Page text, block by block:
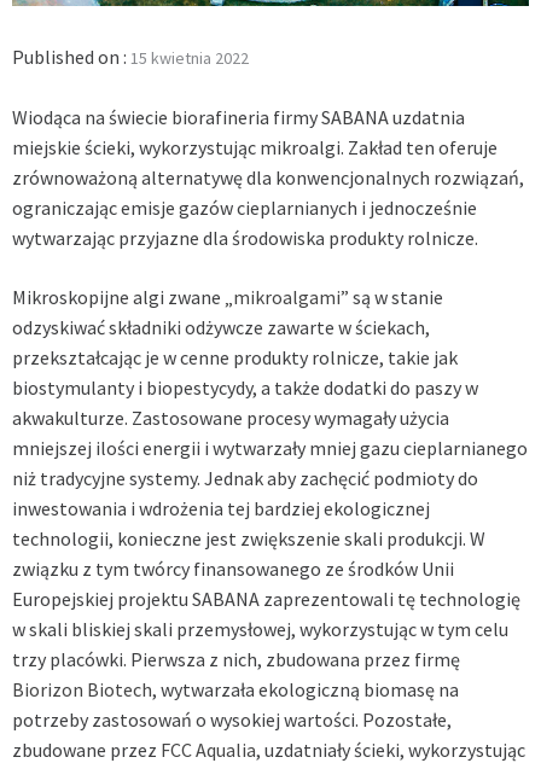
Published on : 15 kwietnia 2022
Wiodąca na świecie biorafineria firmy SABANA uzdatnia
miejskie ścieki, wykorzystując mikroalgi. Zakład ten oferuje
zrównoważoną alternatywę dla konwencjonalnych rozwiązań,
ograniczając emisje gazów cieplarnianych i jednocześnie
wytwarzając przyjazne dla środowiska produkty rolnicze.
Mikroskopijne algi zwane „mikroalgami” są w stanie
odzyskiwać składniki odżywcze zawarte w ściekach,
przekształcając je w cenne produkty rolnicze, takie jak
biostymulanty i biopestycydy, a także dodatki do paszy w
akwakulturze. Zastosowane procesy wymagały użycia
mniejszej ilości energii i wytwarzały mniej gazu cieplarnianego
niż tradycyjne systemy. Jednak aby zachęcić podmioty do
inwestowania i wdrożenia tej bardziej ekologicznej
technologii, konieczne jest zwiększenie skali produkcji. W
związku z tym twórcy finansowanego ze środków Unii
Europejskiej projektu SABANA zaprezentowali tę technologię
w skali bliskiej skali przemysłowej, wykorzystując w tym celu
trzy placówki. Pierwsza z nich, zbudowana przez firmę
Biorizon Biotech, wytwarzała ekologiczną biomasę na
potrzeby zastosowań o wysokiej wartości. Pozostałe,
zbudowane przez FCC Aqualia, uzdatniały ścieki, wykorzystując